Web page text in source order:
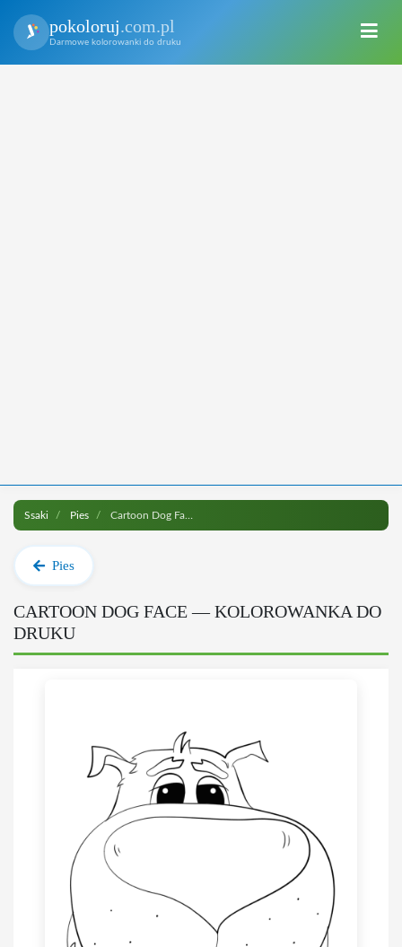
pokoloruj.com.pl
Darmowe kolorowanki do druku
Ssaki Pies Cartoon Dog Face do druku
Pies
CARTOON DOG FACE — KOLOROWANKA DO
DRUKU